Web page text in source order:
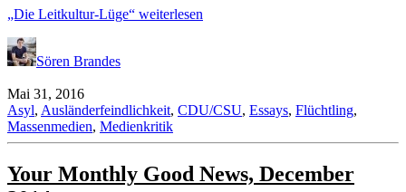
„Die Leitkultur-Lüge“ weiterlesen
Sören Brandes
Mai 31, 2016
Asyl, Ausländerfeindlichkeit, CDU/CSU, Essays, Flüchtling,
Massenmedien, Medienkritik
Your Monthly Good News, December